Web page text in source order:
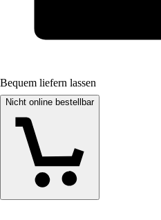
Bequem liefern lassen
Nicht online bestellbar